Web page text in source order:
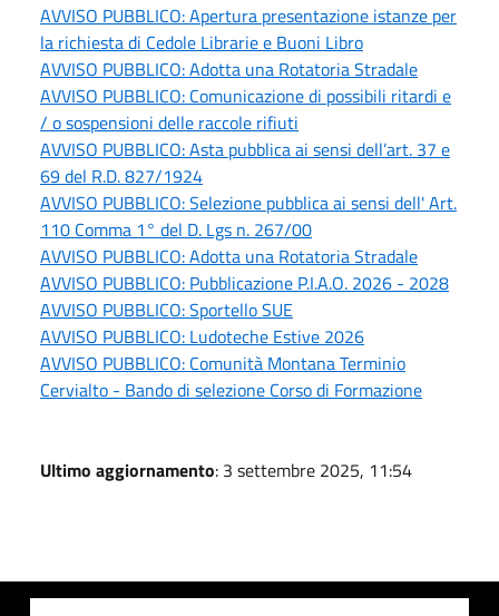
AVVISO PUBBLICO: Apertura presentazione istanze per
la richiesta di Cedole Librarie e Buoni Libro
AVVISO PUBBLICO: Adotta una Rotatoria Stradale
AVVISO PUBBLICO: Comunicazione di possibili ritardi e
/ o sospensioni delle raccole rifiuti
AVVISO PUBBLICO: Asta pubblica ai sensi dell’art. 37 e
69 del R.D. 827/1924
AVVISO PUBBLICO: Selezione pubblica ai sensi dell' Art.
110 Comma 1° del D. Lgs n. 267/00
AVVISO PUBBLICO: Adotta una Rotatoria Stradale
AVVISO PUBBLICO: Pubblicazione P.I.A.O. 2026 - 2028
AVVISO PUBBLICO: Sportello SUE
AVVISO PUBBLICO: Ludoteche Estive 2026
AVVISO PUBBLICO: Comunità Montana Terminio
Cervialto - Bando di selezione Corso di Formazione
Ultimo aggiornamento: 3 settembre 2025, 11:54